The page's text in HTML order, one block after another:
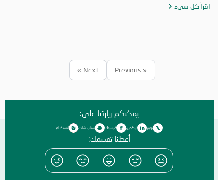
اقرأ كل شيء
« Previous
Next »
يمكنكم زيارتنا على:
تويتر لينكدين فيسبوك سناب شات انستغرام
أعطنا تقييمك: